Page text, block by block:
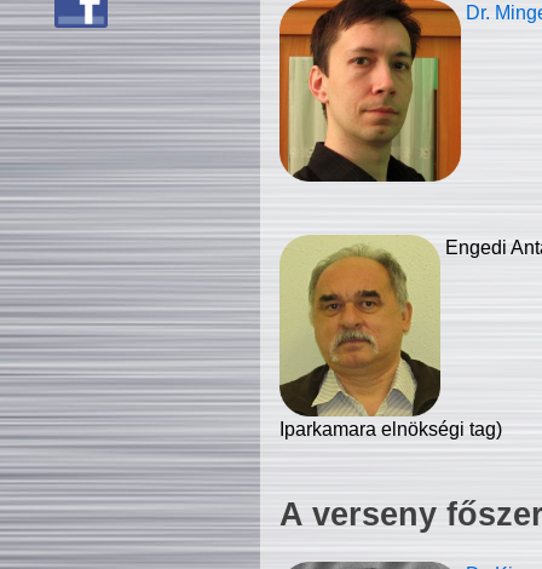
Dr.
Engedi
Iparkamara elnökségi tag)
A verseny